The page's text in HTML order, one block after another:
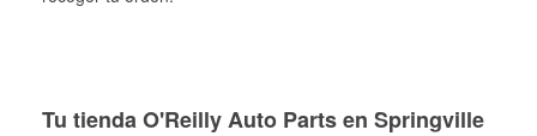
Tu tienda O'Reilly Auto Parts en Springville